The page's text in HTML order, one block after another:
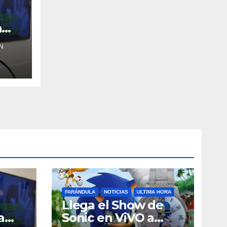
FARÁNDULA NOTICIAS ULTIMA HORA
Llega el Show de
Sonic en ViVO a